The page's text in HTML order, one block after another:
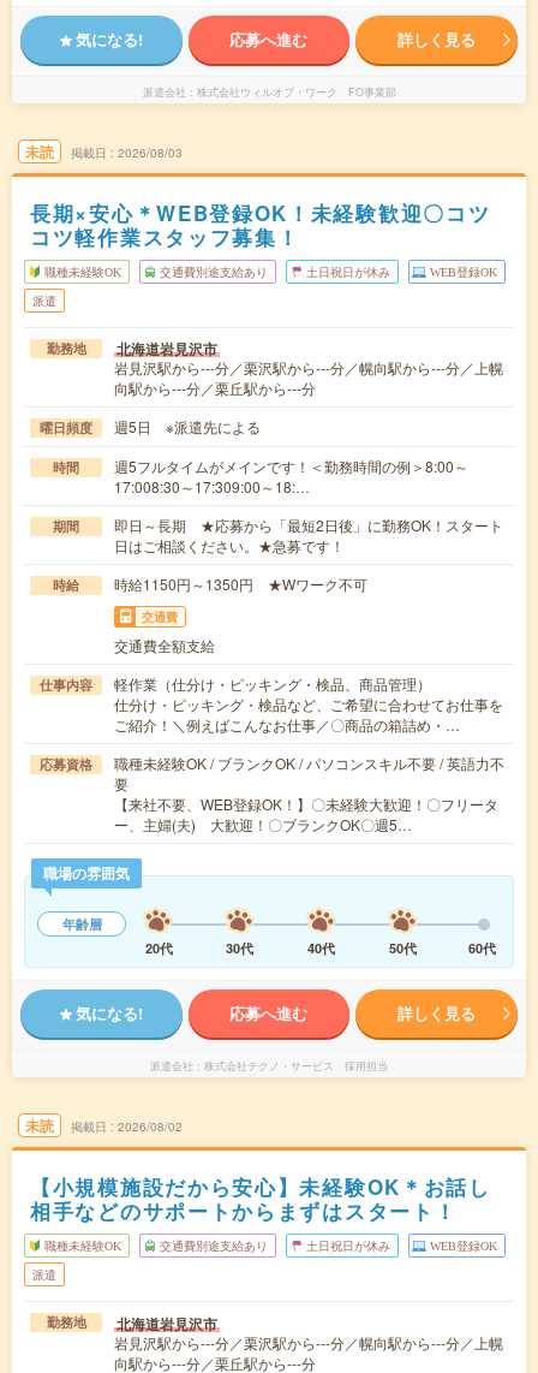
気になる! 応募へ進む 詳しく見る
派遣会社 株式会社ウィルオブ・ワーク FO事業部
未読 掲載日 2026/08/03
長期×安心＊WEB登録OK！未経験歓迎〇コツ
コツ軽作業スタッフ募集！
職種未経験OK 交通費別途支給あり 土日祝日が休み WEB登録OK
派遣
勤務地 北海道岩見沢市
岩見沢駅から---分／栗沢駅から---分／幌向駅から---分／上幌
向駅から---分／栗丘駅から---分
曜日頻度 週5日 ※派遣先による
時間
週5フルタイムがメインです！＜勤務時間の例＞8:00～
17:008:30～17:309:00～18:…
期間
即日～長期 ★応募から「最短2日後」に勤務OK！スタート
日はご相談ください。★急募です！
時給 時給1150円～1350円 ★Wワーク不可
交通費
交通費全額支給
仕事内容
軽作業（仕分け・ピッキング・検品、商品管理）
仕分け・ピッキング・検品など、ご希望に合わせてお仕事を
ご紹介！＼例えばこんなお仕事／〇商品の箱詰め・…
応募資格
職種未経験OK / ブランクOK / パソコンスキル不要 / 英語力不
要
【来社不要、WEB登録OK！】〇未経験大歓迎！〇フリータ
ー、主婦(夫) 大歓迎！〇ブランクOK〇週5…
職場の雰囲気
年齢層
20代
30代 40代 50代 60代
気になる! 応募へ進む 詳しく見る
派遣会社 株式会社テクノ・サービス 採用担当
未読 掲載日 2026/08/02
【小規模施設だから安心】未経験OK＊お話し
相手などのサポートからまずはスタート！
職種未経験OK 交通費別途支給あり 土日祝日が休み WEB登録OK
派遣
勤務地 北海道岩見沢市
岩見沢駅から---分／栗沢駅から---分／幌向駅から---分／上幌
向駅から---分／栗丘駅から---分